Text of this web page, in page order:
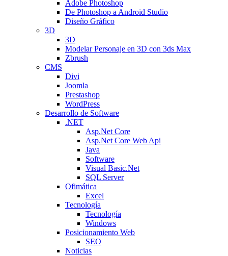
Adobe Photoshop
De Photoshop a Android Studio
Diseño Gráfico
3D
3D
Modelar Personaje en 3D con 3ds Max
Zbrush
CMS
Divi
Joomla
Prestashop
WordPress
Desarrollo de Software
.NET
Asp.Net Core
Asp.Net Core Web Api
Java
Software
Visual Basic.Net
SQL Server
Ofimática
Excel
Tecnología
Tecnología
Windows
Posicionamiento Web
SEO
Noticias